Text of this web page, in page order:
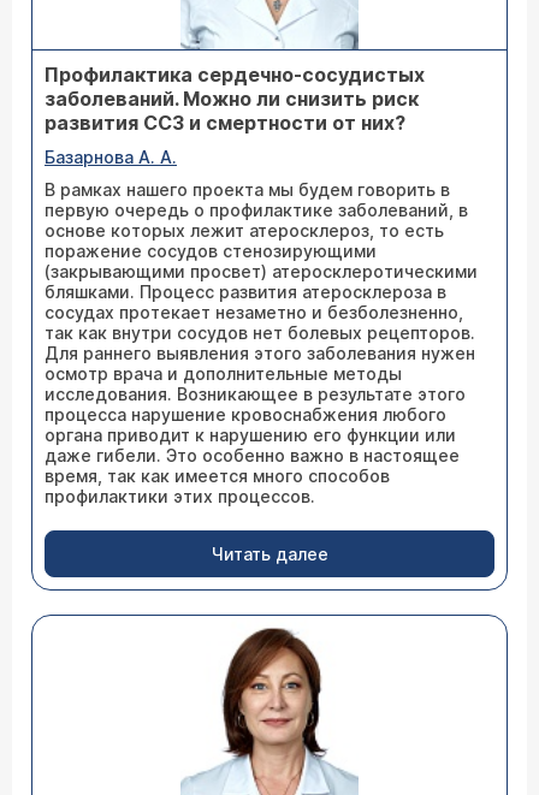
Профилактика сердечно-сосудистых
заболеваний. Можно ли снизить риск
развития ССЗ и смертности от них?
Базарнова А. А.
В рамках нашего проекта мы будем говорить в
первую очередь о профилактике заболеваний, в
основе которых лежит атеросклероз, то есть
поражение сосудов стенозирующими
(закрывающими просвет) атеросклеротическими
бляшками. Процесс развития атеросклероза в
сосудах протекает незаметно и безболезненно,
так как внутри сосудов нет болевых рецепторов.
Для раннего выявления этого заболевания нужен
осмотр врача и дополнительные методы
исследования. Возникающее в результате этого
процесса нарушение кровоснабжения любого
органа приводит к нарушению его функции или
даже гибели. Это особенно важно в настоящее
время, так как имеется много способов
профилактики этих процессов.
Читать далее